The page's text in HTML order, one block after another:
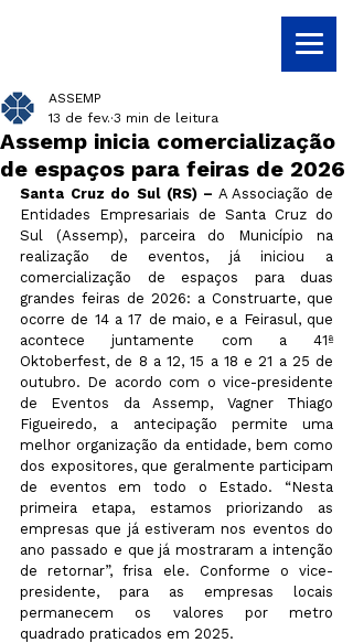
Assemp inicia comercialização
de espaços para feiras de 2026
ASSEMP
13 de fev. 3 min de leitura
Santa Cruz do Sul (RS) – A Associação de
Entidades Empresariais de Santa Cruz do
Sul (Assemp), parceira do Município na
realização de eventos, já iniciou a
comercialização de espaços para duas
grandes feiras de 2026: a Construarte, que
ocorre de 14 a 17 de maio, e a Feirasul, que
acontece juntamente com a 41ª
Oktoberfest, de 8 a 12, 15 a 18 e 21 a 25 de
outubro. De acordo com o vice-presidente
de Eventos da Assemp, Vagner Thiago
Figueiredo, a antecipação permite uma
melhor organização da entidade, bem como
dos expositores, que geralmente participam
de eventos em todo o Estado. “Nesta
primeira etapa, estamos priorizando as
empresas que já estiveram nos eventos do
ano passado e que já mostraram a intenção
de retornar”, frisa ele. Conforme o vice-
presidente, para as empresas locais
permanecem os valores por metro
quadrado praticados em 2025.